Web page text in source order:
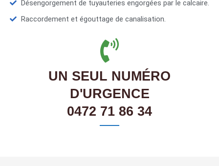
Désengorgement de tuyauteries engorgées par le calcaire.
Raccordement et égouttage de canalisation.
UN SEUL NUMÉRO
D'URGENCE
0472 71 86 34